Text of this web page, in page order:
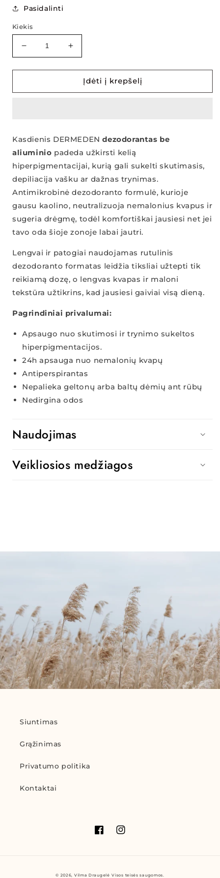
Pasidalinti
Kiekis
Sumažinti
DermEden
rutulinis
be
Padidinti
DermEden
rutulinis
dezodorantas
be
Įdėti į krepšelį
Kasdienis DERMEDEN dezodorantas be
aliuminio padeda užkirsti kelią
hiperpigmentacijai, kurią gali sukelti skutimasis,
depiliacija vašku ar dažnas trynimas.
Antimikrobinė dezodoranto formulė, kurioje
gausu kaolino, neutralizuoja nemalonius kvapus ir
sugeria drėgmę, todėl komfortiškai jausiesi net jei
tavo oda šioje zonoje labai jautri.
Lengvai ir patogiai naudojamas rutulinis
dezodoranto formatas leidžia tiksliai užtepti tik
reikiamą dozę, o lengvas kvapas ir maloni
tekstūra užtikrins, kad jausiesi gaiviai visą dieną.
Pagrindiniai privalumai:
Apsaugo nuo skutimosi ir trynimo sukeltos
hiperpigmentacijos.
24h apsauga nuo nemalonių kvapų
Antiperspirantas
Nepalieka geltonų arba baltų dėmių ant rūbų
Nedirgina odos
Naudojimas
Veikliosios medžiagos
Siuntimas
Grąžinimas
Privatumo politika
Kontaktai
„Facebook“„Instagram“
© 2026, Vilma Draugelė Visos teisės saugomos.